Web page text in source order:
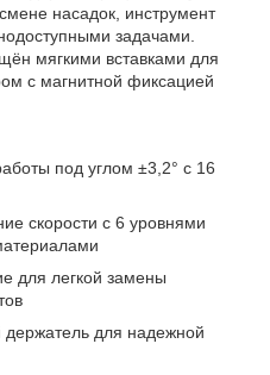
насадок, инструмент
задачами.
мягкими вставками для
с магнитной фиксацией
под углом ±3,2° с 16
скорости с 6 уровнями
для легкой замены
держатель для надежной